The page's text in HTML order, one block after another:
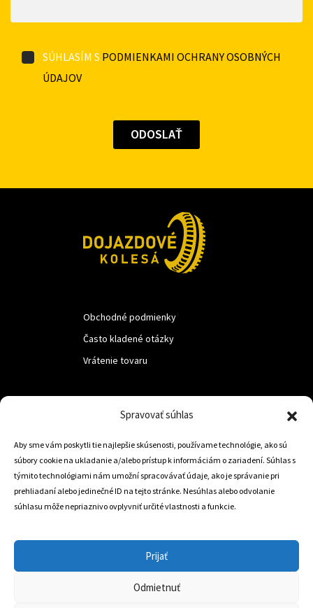
Spravovať súhlas
Aby sme vám poskytli tie najlepšie skúsenosti, používame technológie, ako sú
súbory cookie na ukladanie a/alebo prístup k informáciám o zariadení. Súhlas s
týmito technológiami nám umožní spracovávať údaje, ako je správanie pri
prehliadaní alebo jedinečné ID na tejto stránke. Nesúhlas alebo odvolanie
súhlasu môže nepriaznivo ovplyvniť určité vlastnosti a funkcie.
Prijať
Odmietnuť
SÚHLASÍM S PODMIENKAMI OCHRANY OSOBNÝCH
ÚDAJOV
Obchodné podmienky
Často kladené otázky
Vrátenie tovaru
Trstená 02801
+421 905 806 234
Český Eshop